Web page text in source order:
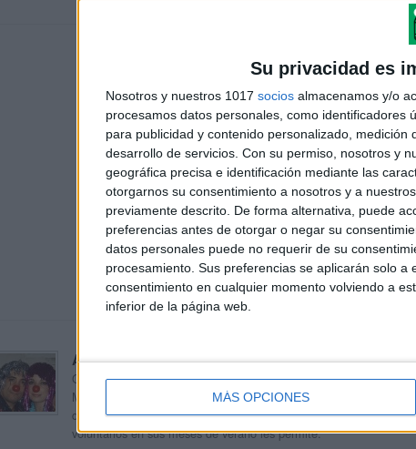
Su privacidad es
Nosotros y nuestros 1017 socios almacenamos y/o
procesamos datos personales, como identificadores
para publicidad y contenido personalizado,
desarrollo de servicios. Con su permiso, nosotros y
geográfica precisa e identificación mediante las
otorgarnos su consentimiento a nosotros y a
previamente descrito. De forma alternativa, puede
preferencias antes de otorgar o negar su
datos personales puede no requerir de su
procesamiento. Sus preferencias se aplicarán solo
consentimiento en cualquier momento volviendo a
inferior de la página web.
MÁS OPCIONES
Acerca de orientacionandujar
Orientación Andújar no es solo un blog, es la apuesta personal
Maribel, que además de ser pareja, son los encargados de los
dentro del blog y en el cual, vuelcan la mayor parte del tiempo,
voluntarios en sus meses de verano les permite.